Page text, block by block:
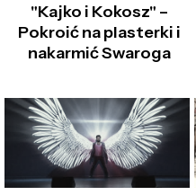
"Kajko i Kokosz" –
Pokroić na plasterki i
nakarmić Swaroga